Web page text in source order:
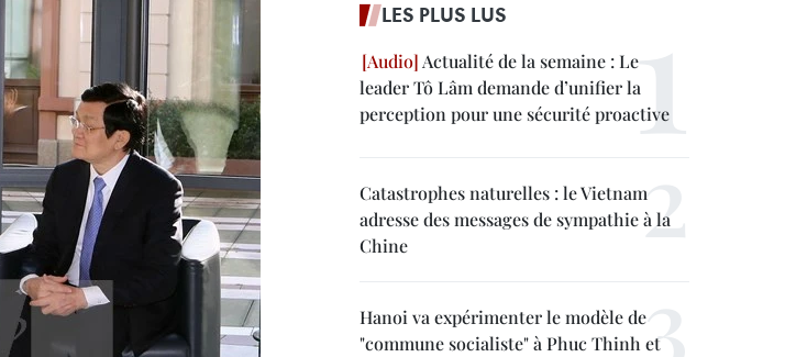
LES PLUS LUS
Actualité de la semaine : Le
leader Tô Lâm demande d’unifier la
perception pour une sécurité proactive
Catastrophes naturelles : le Vietnam
adresse des messages de sympathie à la
Chine
Hanoi va expérimenter le modèle de
"commune socialiste" à Phuc Thinh et